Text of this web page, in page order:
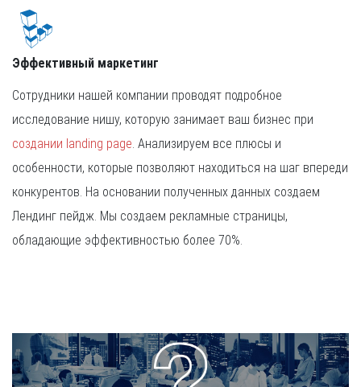
Эффективный маркетинг
Сотрудники нашей компании проводят подробное
исследование нишу, которую занимает ваш бизнес при
создании landing page. Анализируем все плюсы и
особенности, которые позволяют находиться на шаг впереди
конкурентов. На основании полученных данных создаем
Лендинг пейдж. Мы создаем рекламные страницы,
обладающие эффективностью более 70%.